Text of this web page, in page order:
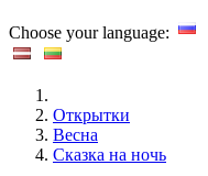
Choose your language:
Открытки
Весна
Сказка на ночь